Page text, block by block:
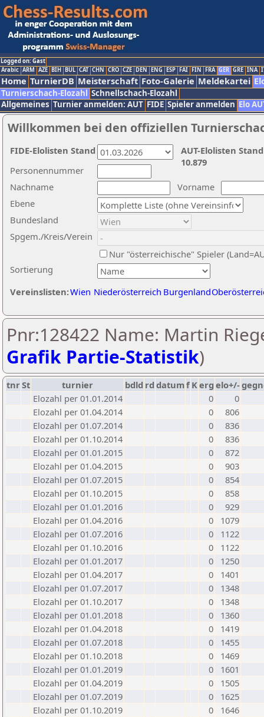
Logged on: Gast
Arabic ARM AZE BIH BUL CAT CHN CRO CZE DEN ENG ESP FAI FIN FRA GER GRE INA
Home TurnierDB Meisterschaft Foto-Galerie Meldekartei
Turnierschach-Elozahl Schnellschach-Elozahl
Allgemeines Turnier anmelden: AUT FIDE Spieler anmelden Elo
Willkommen bei den offiziellen
Nachname
Vorname
Ebene
Sortierung
Personennummer
Bundesland
Spgem./Kreis/Verein
Nur "österreichische" Spieler
Vereinslisten:Wien Niederösterreich Burgenland
AUT-Elolisten
10.879
FIDE-Elolisten Stand
Pnr:128422 Name: Martin
Grafik Partie-Statistik)
tnrSt turnier bdld rd datumf Kerg elo+/-
Elozahl per 01.01.2014
0
0
Elozahl per 01.04.2014
0
806
Elozahl per 01.07.2014
0
836
Elozahl per 01.10.2014
0
836
Elozahl per 01.01.2015
0
872
Elozahl per 01.04.2015
0
903
Elozahl per 01.07.2015
0
854
Elozahl per 01.10.2015
0
858
Elozahl per 01.01.2016
0
929
Elozahl per 01.04.2016
0
1079
Elozahl per 01.07.2016
0
1122
Elozahl per 01.10.2016
0
1122
Elozahl per 01.01.2017
0
1250
Elozahl per 01.04.2017
0
1401
Elozahl per 01.07.2017
0
1348
Elozahl per 01.10.2017
0
1348
Elozahl per 01.01.2018
0
1360
Elozahl per 01.04.2018
0
1419
Elozahl per 01.07.2018
0
1455
Elozahl per 01.10.2018
0
1469
Elozahl per 01.01.2019
0
1601
Elozahl per 01.04.2019
0
1505
Elozahl per 01.07.2019
0
1625
Elozahl per 01.10.2019
0
1646